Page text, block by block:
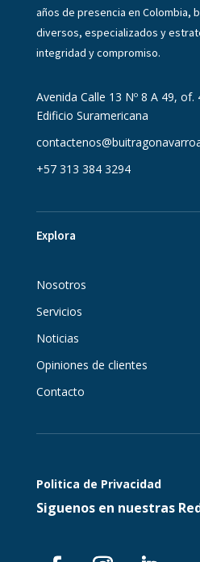
años de presencia en Colombia,
diversos, especializados y
integridad y compromiso.
Avenida Calle 13 Nº 8 A 49,
Edificio Suramericana
+57 313 384 3294
Explora
Nosotros
Servicios
Noticias
Opiniones de clientes
Contacto
Politica de Privacidad
Siguenos en nuestras